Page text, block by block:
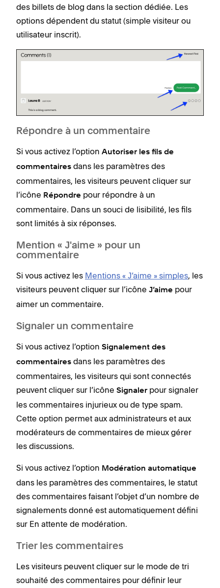
des billets de blog dans la section dédiée. Les
options dépendent du statut (simple visiteur ou
utilisateur inscrit).
Répondre à un commentaire
Si vous activez l’option Autoriser les fils de
commentaires dans les paramètres des
commentaires, les visiteurs peuvent cliquer sur
l’icône Répondre pour répondre à un
commentaire. Dans un souci de lisibilité, les fils
sont limités à six réponses.
Mention « J'aime » pour un
commentaire
Si vous activez les Mentions « J’aime » simples, les
visiteurs peuvent cliquer sur l’icône J’aime pour
aimer un commentaire.
Signaler un commentaire
Si vous activez l’option Signalement des
commentaires dans les paramètres des
commentaires, les visiteurs qui sont connectés
peuvent cliquer sur l’icône Signaler pour signaler
les commentaires injurieux ou de type spam.
Cette option permet aux administrateurs et aux
modérateurs de commentaires de mieux gérer
les discussions.
Si vous activez l’option Modération automatique
dans les paramètres des commentaires, le statut
des commentaires faisant l’objet d’un nombre de
signalements donné est automatiquement défini
sur En attente de modération.
Trier les commentaires
Les visiteurs peuvent cliquer sur le mode de tri
souhaité des commentaires pour définir leur